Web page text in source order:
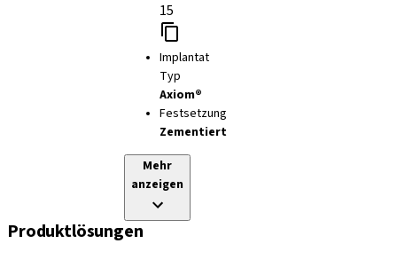
15
Implantat
Typ
Axiom®
Festsetzung
Zementiert
Mehr
anzeigen
Produktlösungen